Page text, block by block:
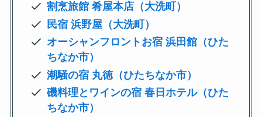
割烹旅館 肴屋本店（大洗町）
民宿 浜野屋（大洗町）
オーシャンフロントお宿 浜田館（ひた
ちなか市）
潮騒の宿 丸徳（ひたちなか市）
磯料理とワインの宿 春日ホテル（ひた
ちなか市）